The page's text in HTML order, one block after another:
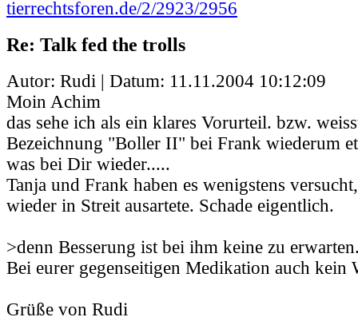
tierrechtsforen.de/2/2923/2956
Re: Talk fed the trolls
Autor: Rudi | Datum: 11.11.2004 10:12:09
Moin Achim
das sehe ich als ein klares Vorurteil. bzw.
Bezeichnung "Boller II" bei Frank wiederum
was bei Dir wieder.....
Tanja und Frank haben es wenigstens
wieder in Streit ausartete. Schade eigentlich.
>denn Besserung ist bei ihm keine zu
Bei eurer gegenseitigen Medikation auch kein
Grüße von Rudi